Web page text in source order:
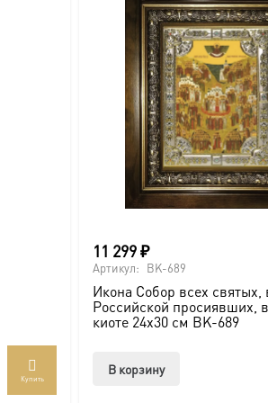
Купить
11 299₽
Артикул: BK-689
Икона Собор всех святых,
Российской просиявших,
киоте 24х30 см BK-689
В корзину